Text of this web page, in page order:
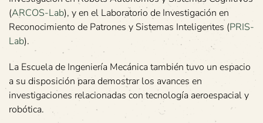
(ARCOS-Lab), y en el Laboratorio de Investigación en
Reconocimiento de Patrones y Sistemas Inteligentes (PRIS-
Lab).
La Escuela de Ingeniería Mecánica también tuvo un espacio
a su disposición para demostrar los avances en
investigaciones relacionadas con tecnología aeroespacial y
robótica.